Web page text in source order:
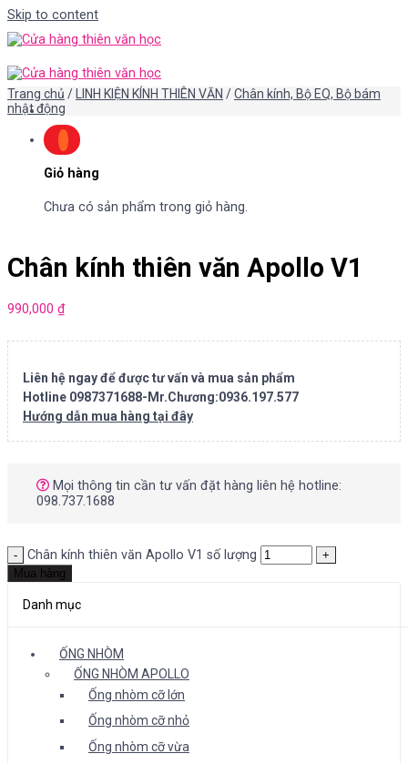
Skip to content
Giỏ hàng
Chưa có sản phẩm trong giỏ hàng.
Trang chủ / LINH KIỆN KÍNH THIÊN VĂN /Chân kính, Bộ EQ, Bộ bám
nhật động
Chân kính thiên văn Apollo V1
990,000 ₫
Liên hệ ngay để được tư vấn và mua sản phẩm
Hotline 0987371688-Mr.Chương:0936.197.577
Hướng dẫn mua hàng tại đây
Mọi thông tin cần tư vấn đặt hàng liên hệ hotline:
098.737.1688
Chân kính thiên văn Apollo V1 số lượng
Mua hàng
Danh mục
ỐNG NHÒM
ỐNG NHÒM APOLLO
Ống nhòm cỡ lớn
Ống nhòm cỡ nhỏ
Ống nhòm cỡ vừa